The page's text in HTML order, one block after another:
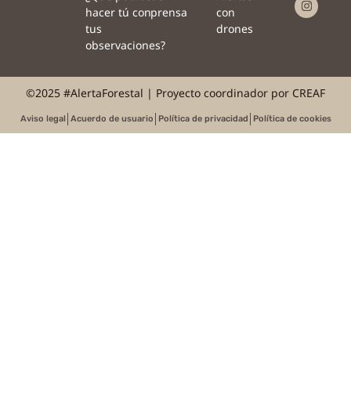
hacer tú con
tus
observaciones?
prensa
con
drones
©2025 #AlertaForestal | Proyecto coordinador por CREAF
Aviso legal Acuerdo de usuario Política de privacidad Política de cookies